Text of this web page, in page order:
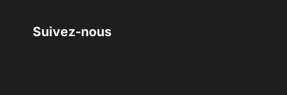
Suivez-nous